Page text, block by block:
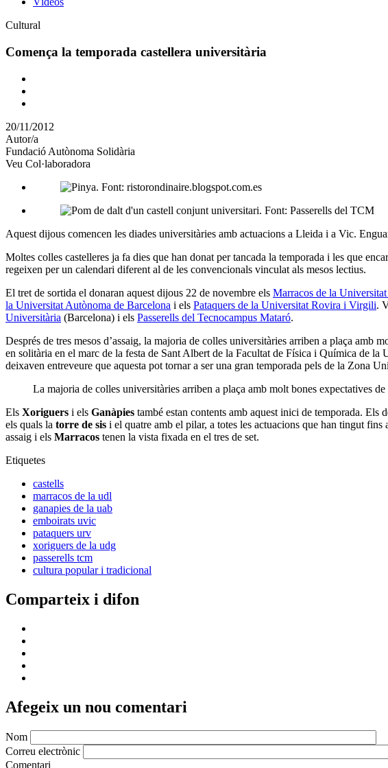
Àmbit
la
Cultural
Comença la temporada castellera universitària
Comparteix
altres
xarxes
socials
20/11/2012
Autor/a
Fundació Autònoma Solidària
Veu Col·laboradora
Aquest dijous comencen les diades universitàries amb actuacions a Lleida i a Vic.
Moltes colles castelleres ja fa dies que han donat per tancada la temporada i les que
regeixen per un calendari diferent al de les convencionals vinculat als mesos lectius.
El tret de sortida el donaran aquest dijous 22 de novembre els Marracos de la
la Universitat Autònoma de Barcelona i els Pataquers de la Universitat Rovira i Virgili.
Universitària (Barcelona) i els Passerells del Tecnocampus Mataró.
Després de tres mesos d’assaig, la majoria de colles universitàries arriben a plaça amb
en solitària en el marc de la festa de Sant Albert de la Facultat de Física i Química de la
deixaven entreveure que aquesta pot tornar a ser una gran temporada pels de la Zona
La majoria de colles universitàries arriben a plaça amb molt bones expectatives de
Els Xoriguers i els Ganàpies també estan contents amb aquest inici de temporada. Els
els quals la torre de sis i el quatre amb el pilar, a totes les actuacions que han tingut fins
assaig i els Marracos tenen la vista fixada en el tres de set.
Etiquetes
castells
marracos de la udl
ganapies de la uab
emboirats uvic
pataquers urv
xoriguers de la udg
passerells tcm
cultura popular i tradicional
Comparteix i difon
Afegeix un nou comentari
Nom
Correu electrònic
Comentari